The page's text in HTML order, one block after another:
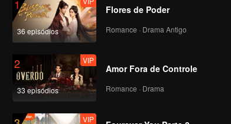
1
36 episódios
Flores de Poder
Romance · Drama Antigo
2
33 episódios
VIP
Amor Fora de Controle
Romance · Drama
VIP